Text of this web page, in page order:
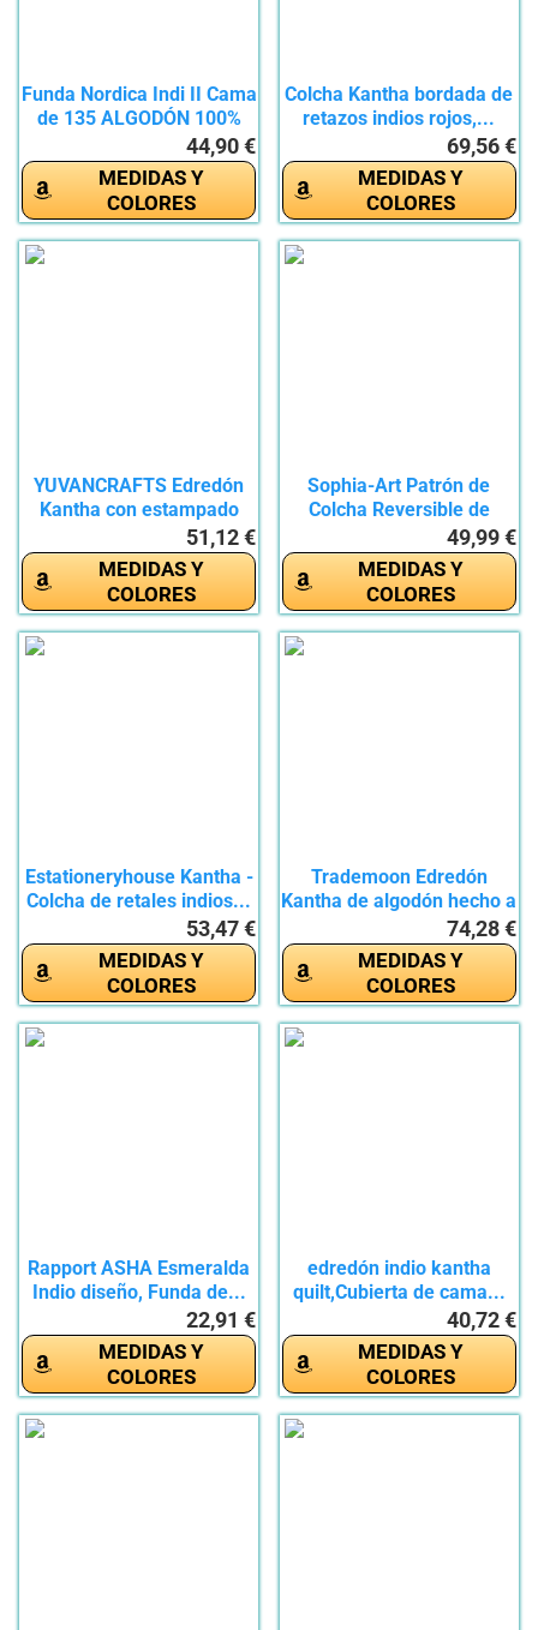
Funda Nordica Indi II Cama
de 135 ALGODÓN 100%
44,90 €
MEDIDAS Y
COLORES
Colcha Kantha bordada de
retazos indios rojos,...
69,56 €
MEDIDAS Y
COLORES
YUVANCRAFTS Edredón
Kantha con estampado
51,12 €
MEDIDAS Y
COLORES
Sophia-Art Patrón de
Colcha Reversible de
49,99 €
MEDIDAS Y
COLORES
Estationeryhouse Kantha -
Colcha de retales indios...
53,47 €
MEDIDAS Y
COLORES
Trademoon Edredón
Kantha de algodón hecho a
74,28 €
MEDIDAS Y
COLORES
Rapport ASHA Esmeralda
Indio diseño, Funda de...
22,91 €
MEDIDAS Y
COLORES
edredón indio kantha
quilt,Cubierta de cama...
40,72 €
MEDIDAS Y
COLORES